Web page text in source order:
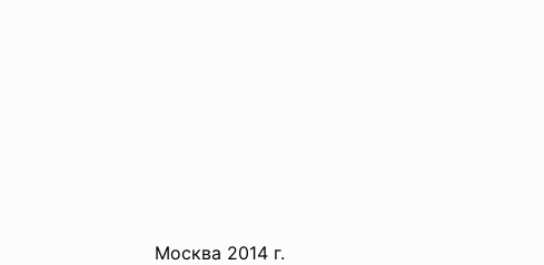
Москва 2014 г.